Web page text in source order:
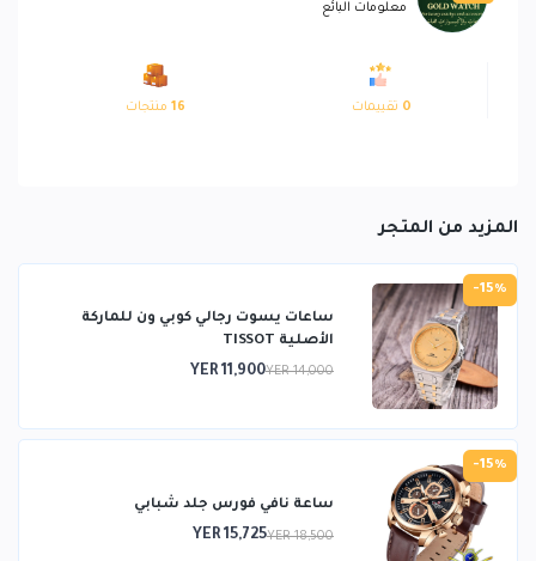
معلومات البائع
0 تقييمات 16 منتجات
المزيد من المتجر
-15%
ساعات يسوت رجالي كوبي ون للماركة
الأصلية TISSOT
YER 14,000
YER 11,900
-15%
ساعة نافي فورس جلد شبابي
YER 18,500
YER 15,725